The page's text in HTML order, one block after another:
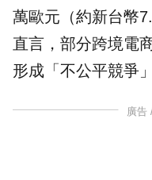
萬歐元（約新台幣
直言，部分跨境電
形成「不公平競爭」
廣告